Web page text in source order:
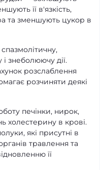
її в'язкість,
та зменшують цукор в
знеболюючу дії.
розслаблення
розчиняти деякі
печінки, нирок,
холестерину в крові.
які присутні в
травлення та
її